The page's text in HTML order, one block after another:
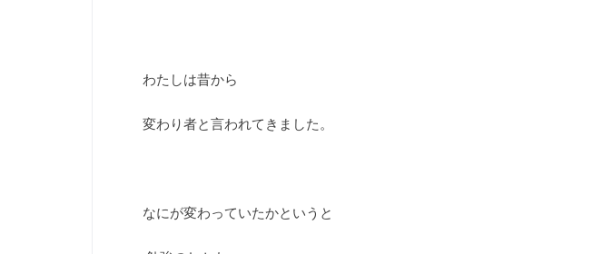
わたしは昔から
変わり者と言われてきました。
なにが変わっていたかというと